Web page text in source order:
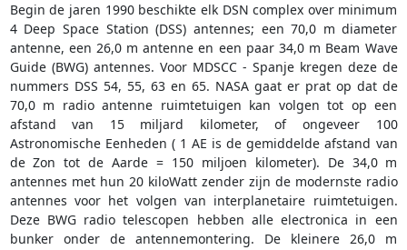
Begin de jaren 1990 beschikte elk DSN complex over minimum
4 Deep Space Station (DSS) antennes; een 70,0 m diameter
antenne, een 26,0 m antenne en een paar 34,0 m Beam Wave
Guide (BWG) antennes. Voor MDSCC - Spanje kregen deze de
nummers DSS 54, 55, 63 en 65. NASA gaat er prat op dat de
70,0 m radio antenne ruimtetuigen kan volgen tot op een
afstand van 15 miljard kilometer, of ongeveer 100
Astronomische Eenheden ( 1 AE is de gemiddelde afstand van
de Zon tot de Aarde = 150 miljoen kilometer). De 34,0 m
antennes met hun 20 kiloWatt zender zijn de modernste radio
antennes voor het volgen van interplanetaire ruimtetuigen.
Deze BWG radio telescopen hebben alle electronica in een
bunker onder de antennemontering. De kleinere 26,0 m